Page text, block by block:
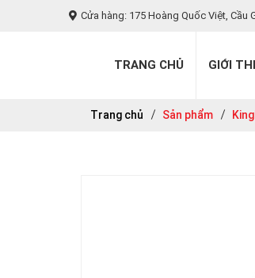
Cửa hàng: 175 Hoàng Quốc Việt, Cầu
TRANG CHỦ GIỚI
Trang chủ Sản phẩm